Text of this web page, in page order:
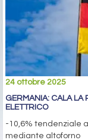
24 ottobre 2025
GERMANIA: CALA LA
ELETTRICO
-10,6% tendenziale
mediante altoforno